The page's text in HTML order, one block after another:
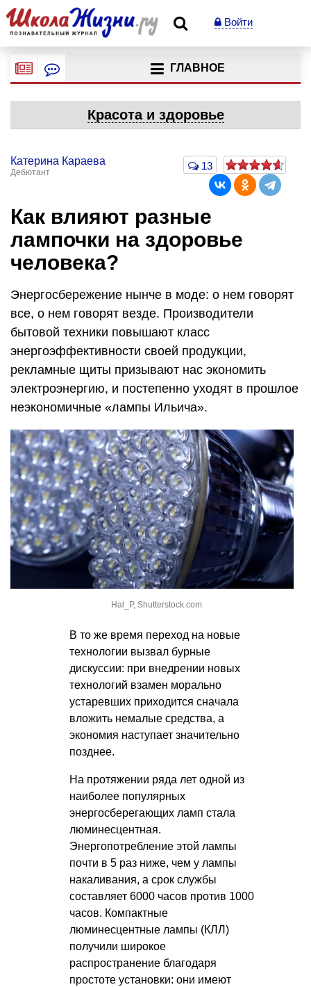
Войти
ГЛАВНОЕ
Красота и здоровье
Катерина Караева
Дебютант
13
Как влияют разные
лампочки на здоровье
человека?
Энергосбережение нынче в моде: о нем говорят
все, о нем говорят везде. Производители
бытовой техники повышают класс
энергоэффективности своей продукции,
рекламные щиты призывают нас экономить
электроэнергию, и постепенно уходят в прошлое
неэкономичные «лампы Ильича».
Hal_P, Shutterstock.com
В то же время переход на новые
технологии вызвал бурные
дискуссии: при внедрении новых
технологий взамен морально
устаревших приходится сначала
вложить немалые средства, а
экономия наступает значительно
позднее.
На протяжении ряда лет одной из
наиболее популярных
энергосберегающих ламп стала
люминесцентная.
Энергопотребление этой лампы
почти в 5 раз ниже, чем у лампы
накаливания, а срок службы
составляет 6000 часов против 1000
часов. Компактные
люминесцентные лампы (КЛЛ)
получили широкое
распространение благодаря
простоте установки: они имеют